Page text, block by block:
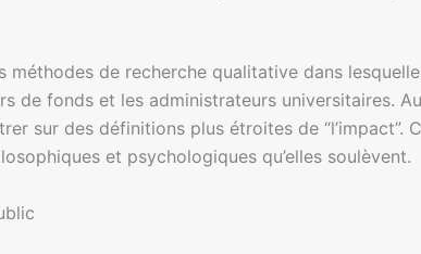
de recherche qualitative dans
de fonds et les administrateurs universitaires.
sur des définitions plus étroites de “l’impact”.
et psychologiques qu’elles soulèvent.